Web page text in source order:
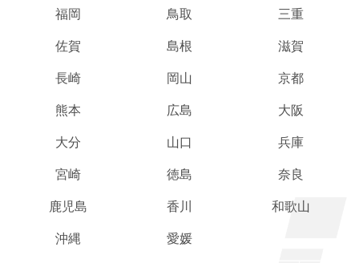
福岡
佐賀
長崎
熊本
大分
宮崎
鹿児島
沖縄
鳥取
島根
岡山
広島
山口
徳島
香川
愛媛
三重
滋賀
京都
大阪
兵庫
奈良
和歌山